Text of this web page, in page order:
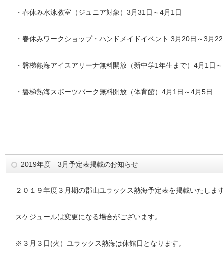
・春休み水泳教室（ジュニア対象）3月31日～4月1日
・春休みワークショップ・ハンドメイドイベント 3月20日～3月
・磐梯熱海アイスアリーナ無料開放（新中学1年生まで）4月1日
・磐梯熱海スポーツパーク無料開放（体育館）4月1日～4月5日
2019年度 3月予定表掲載のお知らせ
２０１９年度３月期の郡山ユラックス熱海予定表を掲載いたしま
スケジュールは変更になる場合がございます。
※３月３日(火）ユラックス熱海は休館日となります。